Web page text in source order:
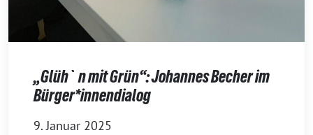
„Glüh`n mit Grün“: Johannes Becher im
Bürger*innendialog
9. Januar 2025